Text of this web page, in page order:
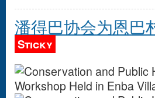
潘得巴协会为恩巴
Sticky